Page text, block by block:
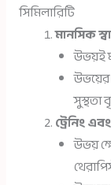
সিমিলারিটি
মানসিক
উভয়ই
উভয়ের
সুস্থতা
ট্রেনিং
উভয়